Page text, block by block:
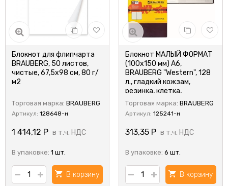
Блокнот для флипчарта
BRAUBERG, 50 листов,
чистые, 67,5х98 см, 80 г/
м2
Торговая марка: BRAUBERG
Артикул: 128648-н
1 414,12 Р в т.ч. НДС
В упаковке: 1 шт.
В корзину
Блокнот МАЛЫЙ ФОРМАТ
(100х150 мм) А6,
BRAUBERG "Western", 128
л., гладкий кожзам,
резинка, клетка,
коричневый
Торговая марка: BRAUBERG
Артикул: 125241-н
313,35 Р в т.ч. НДС
В упаковке: 6 шт.
В корзину